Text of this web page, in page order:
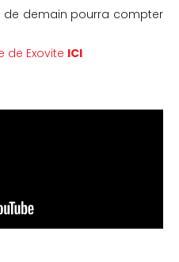
de demain pourra compter
de Exovite ICI